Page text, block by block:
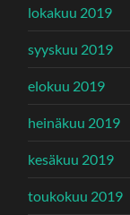
lokakuu 2019
syyskuu 2019
elokuu 2019
heinäkuu 2019
kesäkuu 2019
toukokuu 2019